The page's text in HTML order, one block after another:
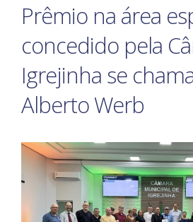
Prêmio na área
concedido pela
Igrejinha se
Alberto Werb